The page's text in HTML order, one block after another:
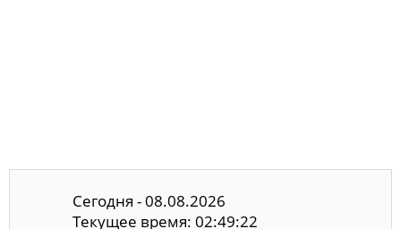
Сегодня - 08.08.2026
Текущее время: 02:49:23